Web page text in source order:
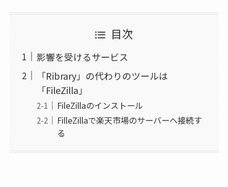
目次
影響を受けるサービス
「Ribrary」の代わりのツールは
「FileZilla」
FileZillaのインストール
FilleZillaで楽天市場のサーバーへ接続す
る